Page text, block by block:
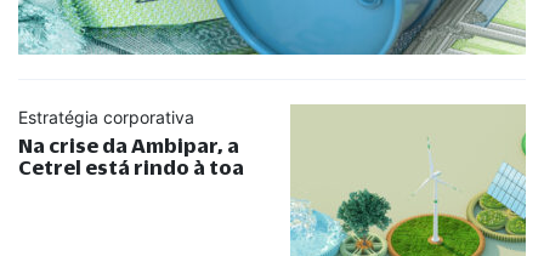
Estratégia corporativa
Na crise da Ambipar, a
Cetrel está rindo à toa